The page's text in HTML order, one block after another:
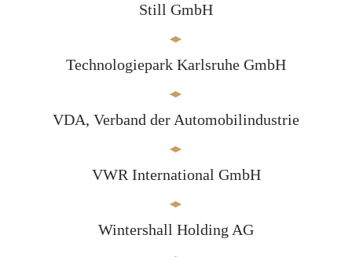
Still GmbH
Technologiepark Karlsruhe GmbH
VDA, Verband der Automobilindustrie
VWR International GmbH
Wintershall Holding AG